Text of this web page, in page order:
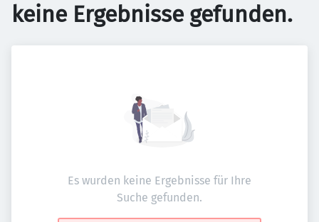
keine Ergebnisse gefunden.
Es wurden keine Ergebnisse für Ihre
Suche gefunden.